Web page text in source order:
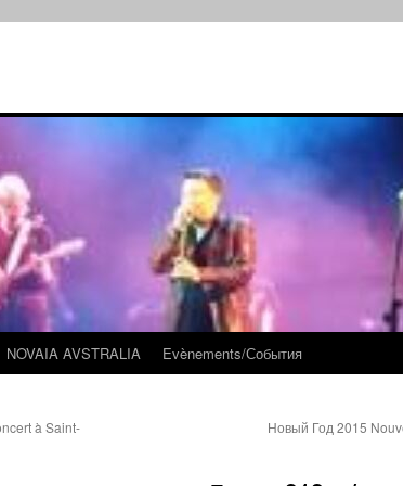
NOVAIA AVSTRALIA Evènements/События
à Saint-
Новый Год 2015